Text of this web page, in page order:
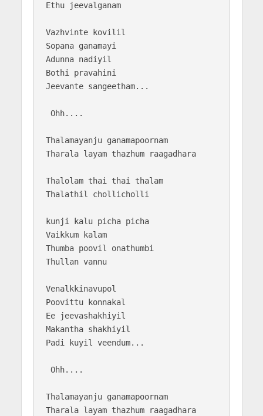
Ethu jeevalganam
Vazhvinte kovilil
Sopana ganamayi
Adunna nadiyil
Bothi pravahini
Jeevante sangeetham...
Ohh....
Thalamayanju ganamapoornam
Tharala layam thazhum raagadhara
Thalolam thai thai thalam
Thalathil chollicholli
kunji kalu picha picha
Vaikkum kalam
Thumba poovil onathumbi
Thullan vannu
Venalkkinavupol
Poovittu konnakal
Ee jeevashakhiyil
Makantha shakhiyil
Padi kuyil veendum...
Ohh....
Thalamayanju ganamapoornam
Tharala layam thazhum raagadhara